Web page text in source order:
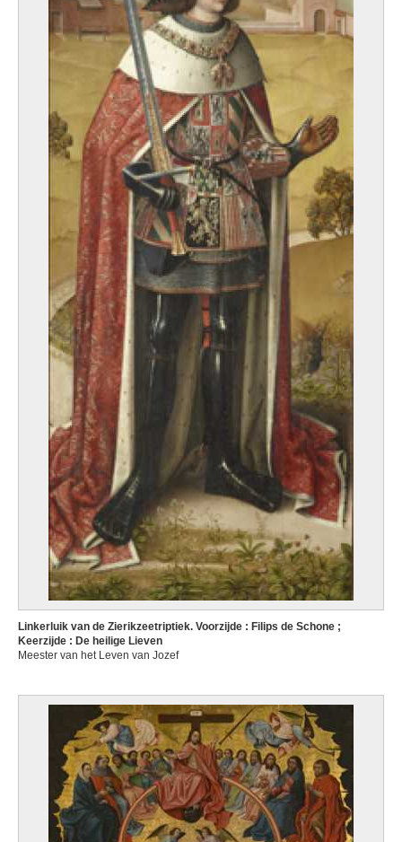
Linkerluik van de Zierikzeetriptiek. Voorzijde : Filips de Schone ;
Keerzijde : De heilige Lieven
Meester van het Leven van Jozef